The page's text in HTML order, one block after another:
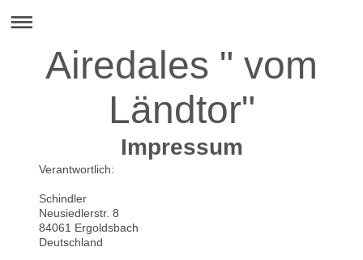
Airedales " vom
Ländtor"
Impressum
Verantwortlich:
Schindler
Neusiedlerstr. 8
84061 Ergoldsbach
Deutschland